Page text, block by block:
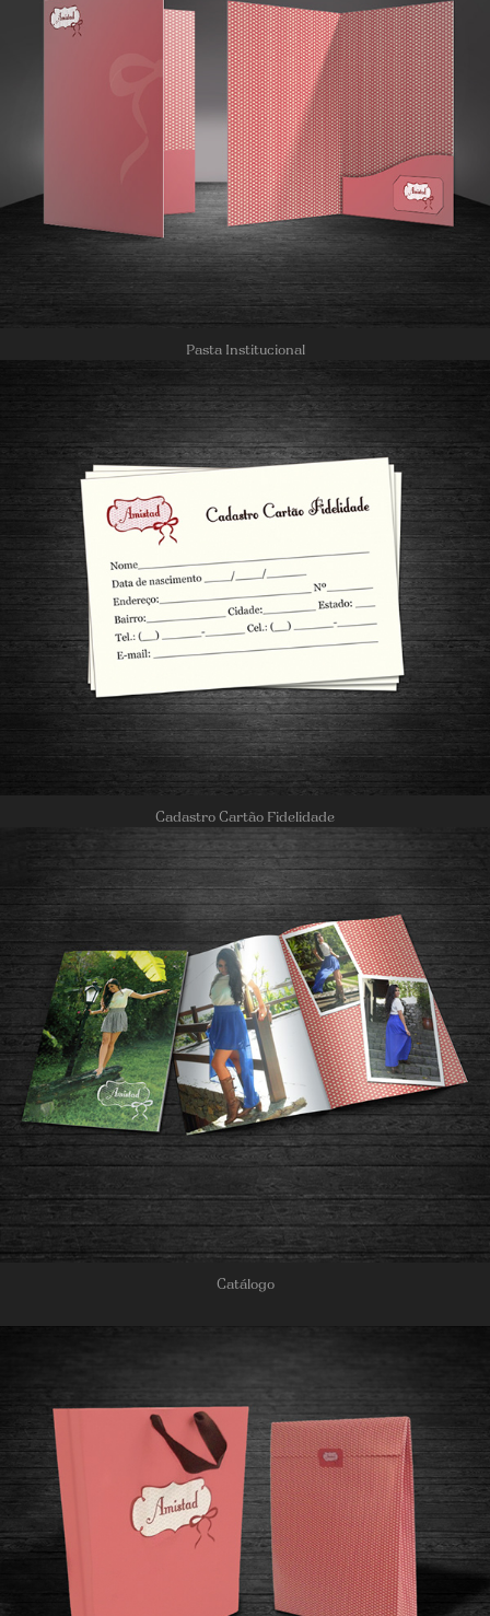
Pasta Institucional
Cadastro Cartão Fidelidade
Catálogo